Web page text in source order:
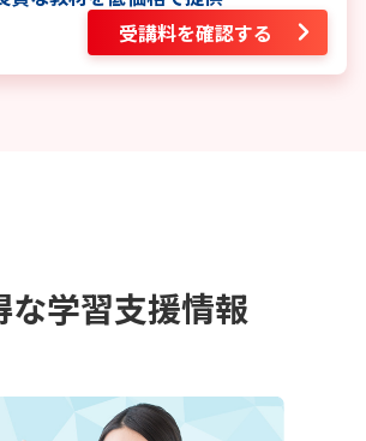
受講料を確認する
な学習支援情報